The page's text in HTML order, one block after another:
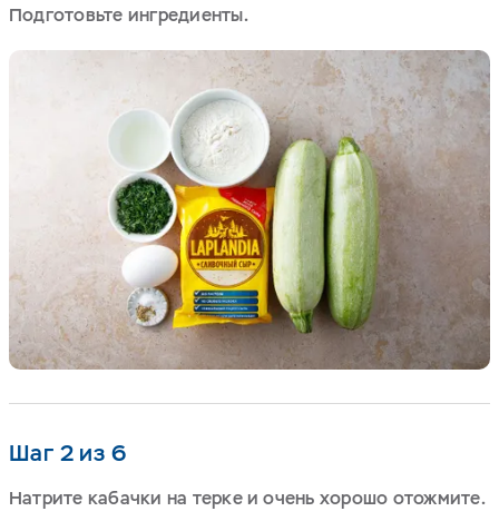
Подготовьте ингредиенты.
Шаг 2 из 6
Натрите кабачки на терке и очень хорошо отожмите.